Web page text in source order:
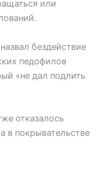
или
бездействие
педофилов
«не дал подлить
отказалось
в покрывательстве